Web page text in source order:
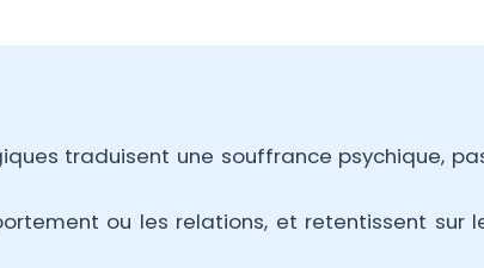
traduisent une souffrance psychique,
ou les relations, et retentissent sur